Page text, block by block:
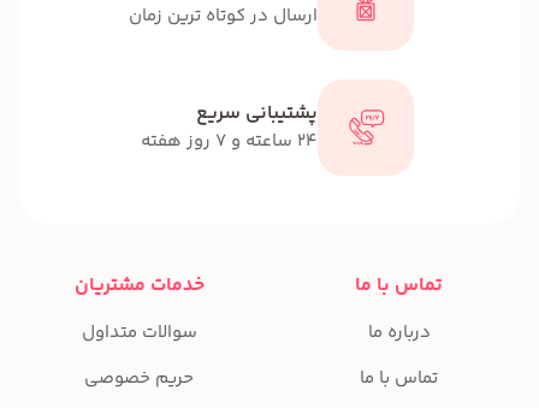
ارسال در کوتاه ترین زمان
پشتیبانی سریع
24 ساعته و 7 روز هفته
تماس با ما
درباره ما
تماس با ما
خدمات مشتریان
سوالات متداول
حریم خصوصی